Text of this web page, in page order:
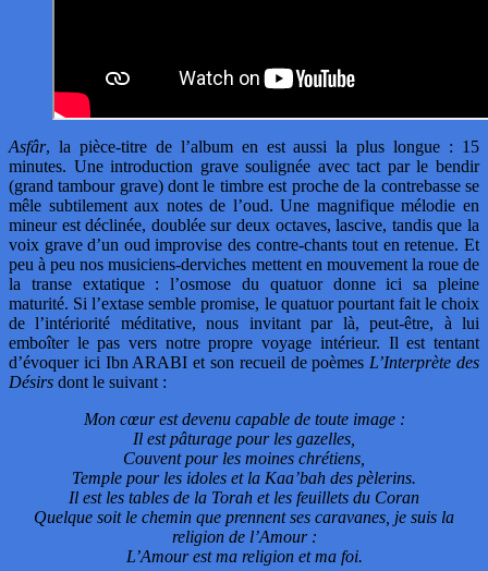
Asfâr, la pièce-titre de l’album en est aussi la plus longue : 15
minutes. Une introduction grave soulignée avec tact par le bendir
(grand tambour grave) dont le timbre est proche de la contrebasse se
mêle subtilement aux notes de l’oud. Une magnifique mélodie en
mineur est déclinée, doublée sur deux octaves, lascive, tandis que la
voix grave d’un oud improvise des contre-chants tout en retenue. Et
peu à peu nos musiciens-derviches mettent en mouvement la roue de
la transe extatique : l’osmose du quatuor donne ici sa pleine
maturité. Si l’extase semble promise, le quatuor pourtant fait le choix
de l’intériorité méditative, nous invitant par là, peut-être, à lui
emboîter le pas vers notre propre voyage intérieur. Il est tentant
d’évoquer ici Ibn ARABI et son recueil de poèmes L’Interprète des
Désirs dont le suivant :
Mon cœur est devenu capable de toute image :
Il est pâturage pour les gazelles,
Couvent pour les moines chrétiens,
Temple pour les idoles et la Kaa’bah des pèlerins.
Il est les tables de la Torah et les feuillets du Coran
Quelque soit le chemin que prennent ses caravanes, je suis la
religion de l’Amour :
L’Amour est ma religion et ma foi.